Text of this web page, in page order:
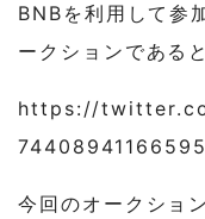
BNBを利用して参
ークションである
https://
74408941166595
今回のオークショ